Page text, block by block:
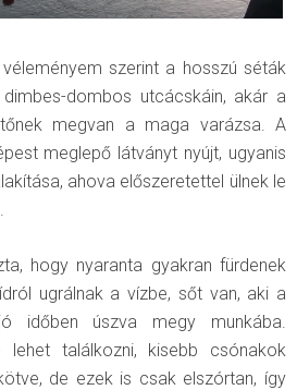
szerint a hosszú séták
dombos utcácskáin, akár a
megvan a maga varázsa. A
meglepő látványt nyújt, ugyanis
ahova előszeretettel ülnek le
hogy nyaranta gyakran fürdenek
ugrálnak a vízbe, sőt van, aki a
időben úszva megy munkába.
lehet találkozni, kisebb csónakok
de ezek is csak elszórtan, így